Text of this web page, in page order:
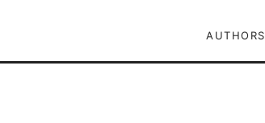
AUTHORS